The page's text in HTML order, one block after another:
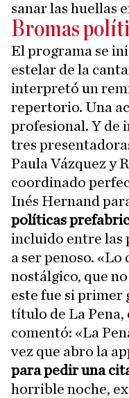
sanar las huellas
Bromas
El programa se
estelar de la
interpretó un
repertorio. Una
profesional. Y de
tres
Paula Vázquez y
coordinado
Inés Hernand
políticas
incluido entre las
a ser penoso.
nostálgico, que
este fue si primer
título de La Pena,
comentó: «La
vez que abro la
para pedir una
horrible noche,